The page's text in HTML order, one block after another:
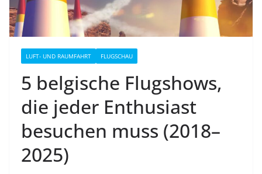
LUFT- UND RAUMFAHRT FLUGSCHAU
5 belgische Flugshows,
die jeder Enthusiast
besuchen muss (2018–
2025)